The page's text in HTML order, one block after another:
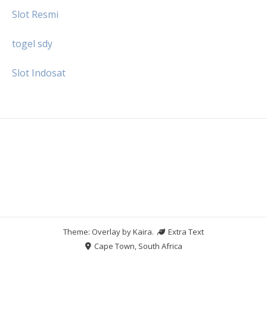
Slot Resmi
togel sdy
Slot Indosat
Theme: Overlay byKaira.
Extra Text
Cape Town, South Africa